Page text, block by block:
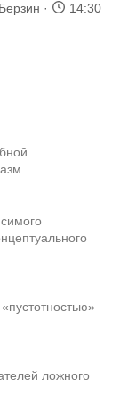
14:30
ложного